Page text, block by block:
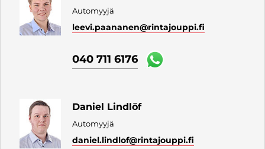
Automyyjä
leevi.paananen@rintajouppi.fi
040 711 6176
Daniel Lindlöf
Automyyjä
daniel.lindlof@rintajouppi.fi